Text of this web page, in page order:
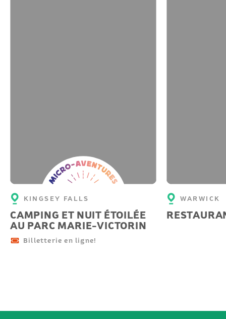
Micro-
aventure
KINGSEY FALLS
CAMPING ET NUIT ÉTOILÉE
AU PARC MARIE-VICTORIN
Billetterie en ligne!
WARWICK